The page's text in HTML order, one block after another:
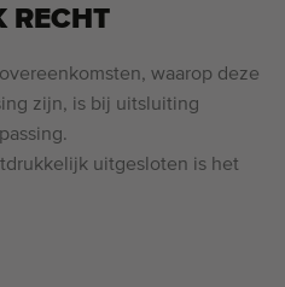
RECHT
waarop deze
zijn, is bij uitsluiting
uitgesloten is het